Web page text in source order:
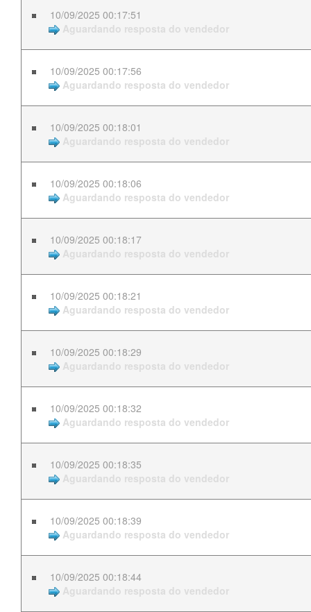
10/09/2025 00:17:51
Aguardando resposta do vendedor
10/09/2025 00:17:56
Aguardando resposta do vendedor
10/09/2025 00:18:01
Aguardando resposta do vendedor
10/09/2025 00:18:06
Aguardando resposta do vendedor
10/09/2025 00:18:17
Aguardando resposta do vendedor
10/09/2025 00:18:21
Aguardando resposta do vendedor
10/09/2025 00:18:29
Aguardando resposta do vendedor
10/09/2025 00:18:32
Aguardando resposta do vendedor
10/09/2025 00:18:35
Aguardando resposta do vendedor
10/09/2025 00:18:39
Aguardando resposta do vendedor
10/09/2025 00:18:44
Aguardando resposta do vendedor